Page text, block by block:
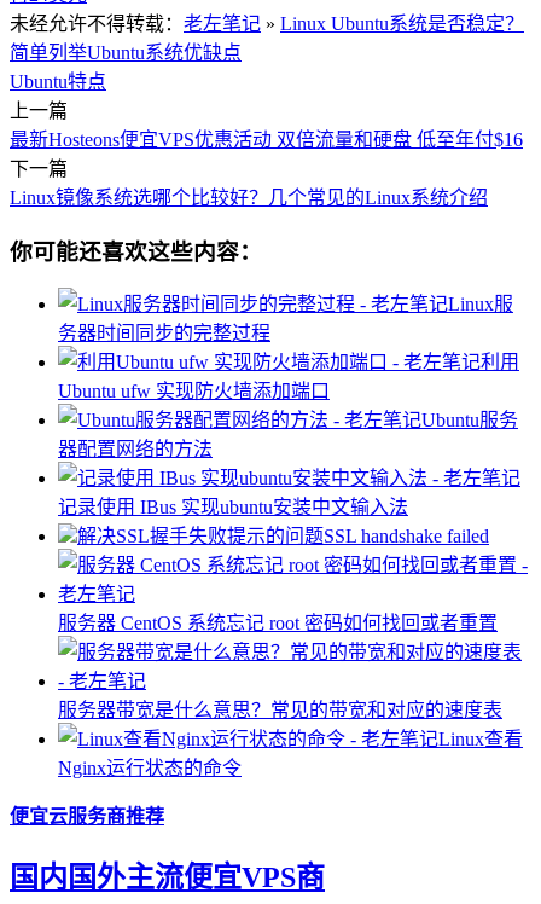
未经允许不得转载： 老左笔记 » Linux Ubuntu系统是否稳定？
简单列举Ubuntu系统优缺点
Ubuntu特点
上一篇
最新Hosteons便宜VPS优惠活动 双倍流量和硬盘 低至年付$16
下一篇
Linux镜像系统选哪个比较好？几个常见的Linux系统介绍
你可能还喜欢这些内容：
Linux服
务器时间同步的完整过程
利用
Ubuntu ufw 实现防火墙添加端口
Ubuntu服务
器配置网络的方法
记录使用 IBus 实现ubuntu安装中文输入法
解决SSL握手失败提示的问题SSL handshake failed
服务器 ​CentOS 系统忘记 root 密码如何找回或者重置
服务器带宽是什么意思？常见的带宽和对应的速度表
Linux查看
Nginx运行状态的命令
便宜云服务商推荐
国内国外主流便宜VPS商